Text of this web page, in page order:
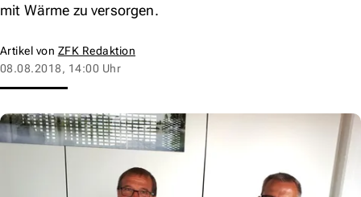
mit Wärme zu versorgen.
Artikel von ZFK Redaktion
08.08.2018, 14:00 Uhr